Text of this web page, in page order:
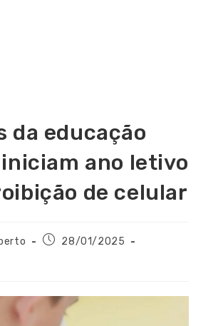
da educação
ano letivo
de celular
28/01/2025